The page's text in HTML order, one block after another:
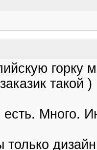
горку
такой )
Много.
только